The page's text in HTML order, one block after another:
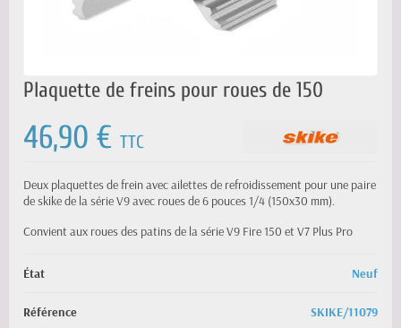
Plaquette de freins pour roues de 150
46,90 € TTC
Deux plaquettes de frein avec ailettes de refroidissement pour une paire
de skike de la série V9 avec roues de 6 pouces 1/4 (150x30 mm).
Convient aux roues des patins de la série V9 Fire 150 et V7 Plus Pro
État Neuf
Référence SKIKE/11079